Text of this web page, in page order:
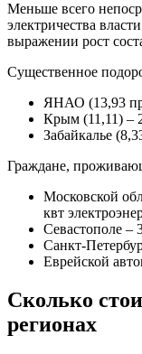
Меньше всего
электричества
выражении рост
Существенное
ЯНАО (13,93
Крым (11,11) –
Забайкалье
Граждане,
Московской
квт
Севастополе –
Санкт-
Еврейской
Сколько
регионах